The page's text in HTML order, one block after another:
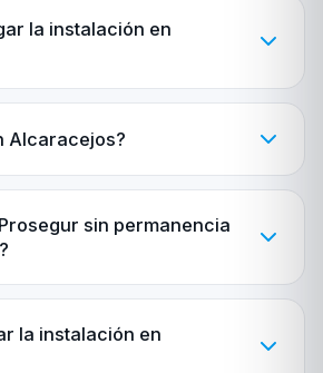
la instalación en
Alcaracejos?
sin permanencia
la instalación en